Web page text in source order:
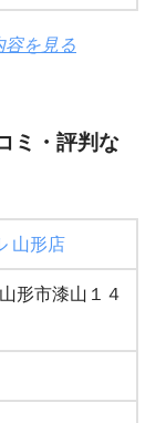
容を見る
ミ・評判な
山形店
形市漆山１４